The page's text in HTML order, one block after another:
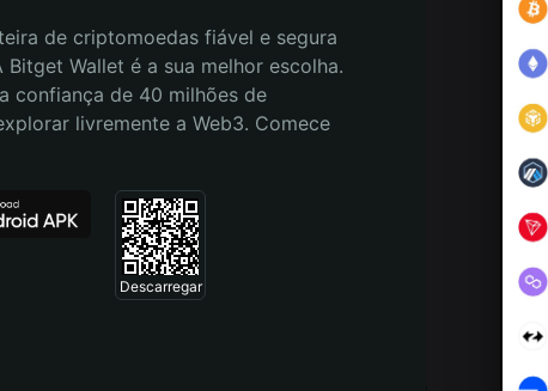
de criptomoedas fiável e segura
Bitget Wallet é a sua melhor escolha.
confiança de 40 milhões de
livremente a Web3. Comece
Descarregar